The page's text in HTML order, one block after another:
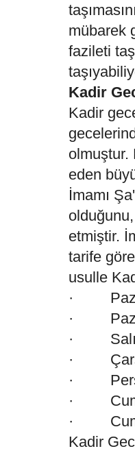
mübarek
fazileti
Kadir
Kadir
olmuştur.
eden
İmamı
etmiştir.
tarife
usulle
· Pazar
·
· Salı
·
·
· Cuma
·
Kadir